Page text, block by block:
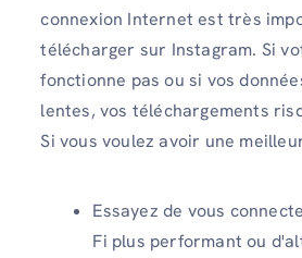
connexion Internet est très
télécharger sur Instagram. Si
fonctionne pas ou si vos
lentes, vos téléchargements
Si vous voulez avoir une
Essayez de vous
Fi plus performant ou